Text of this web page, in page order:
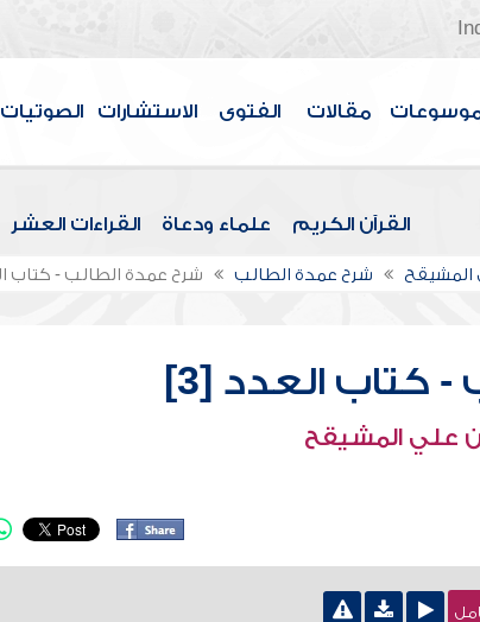
مقالات الفتوى الاستشارات الصوتيات
القرآن الكريم علماء ودعاة القراءات العشر
المشيقح شرح عمدة الطالب شرح عمدة الطالب - كتاب
كتاب العدد [3]
علي المشيقح